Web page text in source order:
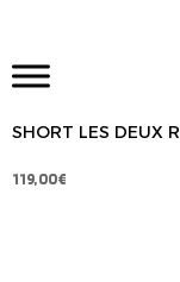
SHORT LES DEUX
119,00€